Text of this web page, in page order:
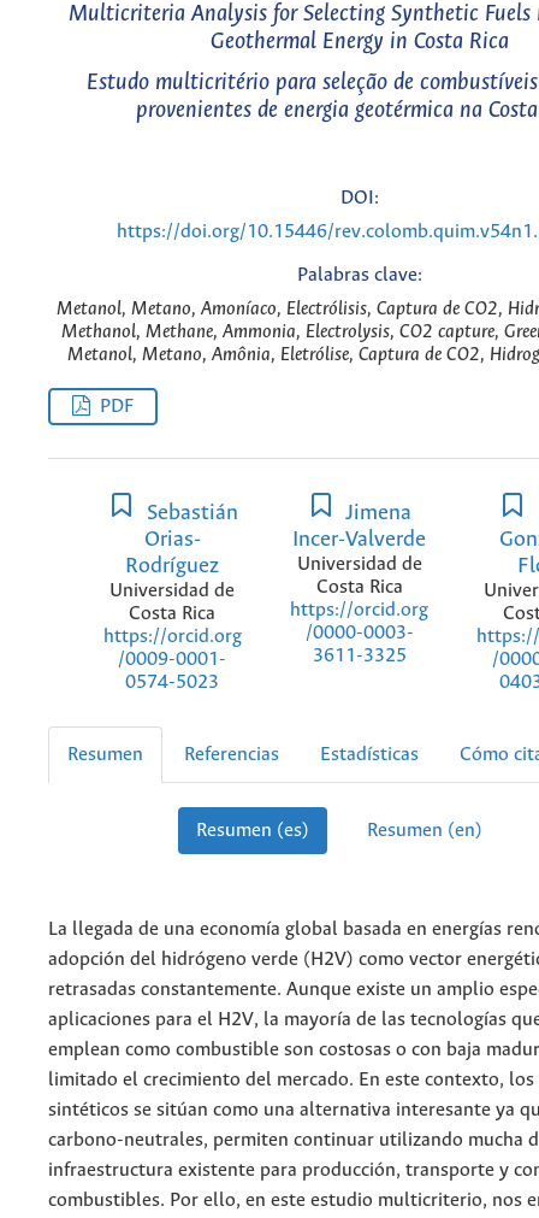
Multicriteria Analysis for Selecting Synthetic Fuels
Geothermal Energy in Costa Rica
Estudo multicritério para seleção de
provenientes de energia geotérmica na
DOI:
https://doi.org/10.15446/
Palabras clave:
Metanol, Metano, Amoníaco, Electrólisis, Captura de CO2,
Methanol, Methane, Ammonia, Electrolysis, CO2 capture,
Metanol, Metano, Amônia, Eletrólise, Captura de CO2,
PDF
Sebastián
Orias-
Rodríguez
Universidad de
Costa Rica
https://orcid.org
/0009-0001-
0574-5023
Jimena
Incer-Valverde
Universidad de
Costa Rica
https://orcid.org
/0000-0003-
3611-3325
/
Resumen Referencias Estadísticas Cómo
Resumen (es) Resumen (en)
La llegada de una economía global basada en energías
adopción del hidrógeno verde (H2V) como vector
retrasadas constantemente. Aunque existe un amplio
aplicaciones para el H2V, la mayoría de las tecnologías
emplean como combustible son costosas o con baja
limitado el crecimiento del mercado. En este contexto,
sintéticos se sitúan como una alternativa interesante ya
carbono-neutrales, permiten continuar utilizando mucha
infraestructura existente para producción, transporte y
combustibles. Por ello, en este estudio multicriterio, nos